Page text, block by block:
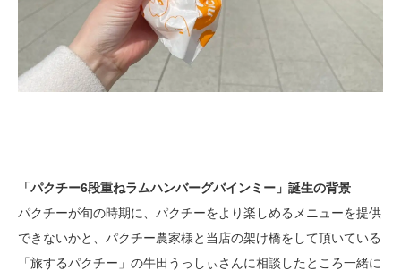
「パクチー6段重ねラムハンバーグバインミー」誕生の背景
パクチーが旬の時期に、パクチーをより楽しめるメニューを提供
できないかと、パクチー農家様と当店の架け橋をして頂いている
「旅するパクチー」の牛田うっしぃさんに相談したところ一緒に